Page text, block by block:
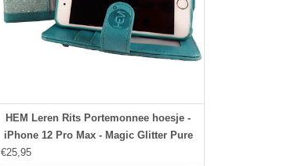
HEM Leren Rits Portemonnee hoesje -
iPhone 12 Pro Max - Magic Glitter Pure
€25,95